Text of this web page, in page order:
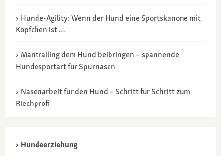
Hunde-Agility: Wenn der Hund eine Sportskanone mit
Köpfchen ist …
Mantrailing dem Hund beibringen – spannende
Hundesportart für Spürnasen
Nasenarbeit für den Hund – Schritt für Schritt zum
Riechprofi
Hundeerziehung